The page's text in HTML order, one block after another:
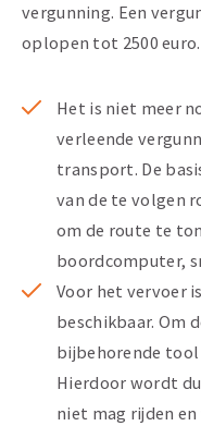
vergunning. Een
oplopen tot 2500
Het is niet meer
verleende
transport. De
van de te volgen
om de route te
boordcomputer,
Voor het vervoer
beschikbaar. Om
bijbehorende
Hierdoor wordt
niet mag rijden